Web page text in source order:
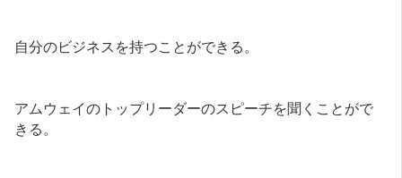
自分のビジネスを持つことができる。
アムウェイのトップリーダーのスピーチを聞くことがで
きる。